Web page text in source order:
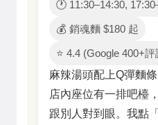
🕐 11:30–14:30,
💰 銷魂麵 $180 起
⭐ 4.4 (Google 400+評
麻辣湯頭配上Q彈麵
店內座位有一排吧檯
跟別人對到眼。我點